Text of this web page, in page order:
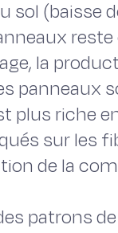
(baisse
la
panneaux
plus riche
sur les
de la
patrons